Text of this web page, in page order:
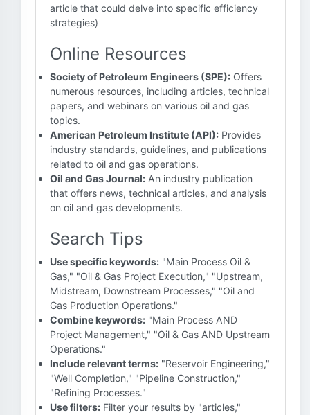
article that could delve into specific efficiency
strategies)
Online Resources
Society of Petroleum Engineers (SPE): Offers
numerous resources, including articles, technical
papers, and webinars on various oil and gas
topics.
American Petroleum Institute (API): Provides
industry standards, guidelines, and publications
related to oil and gas operations.
Oil and Gas Journal: An industry publication
that offers news, technical articles, and analysis
on oil and gas developments.
Search Tips
Use specific keywords: "Main Process Oil &
Gas," "Oil & Gas Project Execution," "Upstream,
Midstream, Downstream Processes," "Oil and
Gas Production Operations."
Combine keywords: "Main Process AND
Project Management," "Oil & Gas AND Upstream
Operations."
Include relevant terms: "Reservoir Engineering,"
"Well Completion," "Pipeline Construction,"
"Refining Processes."
Use filters: Filter your results by "articles,"